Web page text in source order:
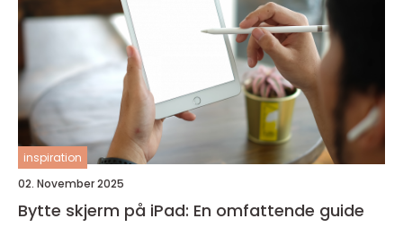
inspiration
02. November 2025
Bytte skjerm på iPad: En omfattende guide